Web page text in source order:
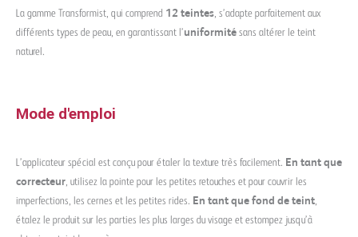
La gamme Transformist, qui comprend 12 teintes, s’adapte parfaitement aux
différents types de peau, en garantissant l’uniformité sans altérer le teint
naturel.
Mode d'emploi
L’applicateur spécial est conçu pour étaler la texture très facilement. En tant que
correcteur , utilisez la pointe pour les petites retouches et pour couvrir les
imperfections, les cernes et les petites rides. En tant que fond de teint
étalez le produit sur les parties les plus larges du visage et estompez jusqu’à